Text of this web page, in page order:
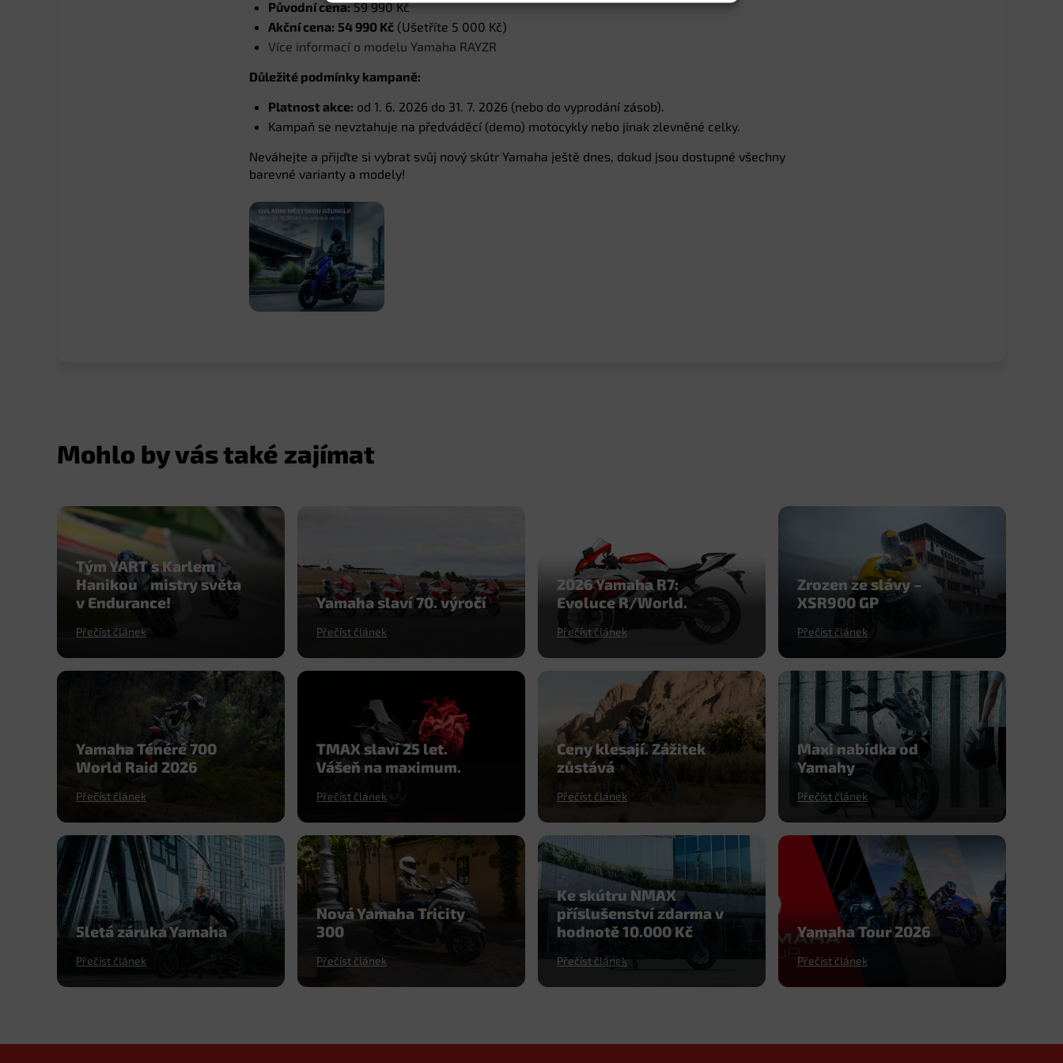
Původní cena:59 990 Kč
Akční cena: 54 990 Kč(Ušetříte 5 000 Kč)
Více informací o modelu Yamaha RAYZR
Důležité podmínky kampaně:
Platnost akce: od 1. 6. 2026 do 31. 7. 2026 (nebo do vyprodání zásob).
Kampaň se nevztahuje na předváděcí (demo) motocykly nebo jinak zlevněné celky.
Neváhejte a přijďte si vybrat svůj nový skútr Yamaha ještě dnes, dokud jsou dostupné všechny
barevné varianty a modely!
Mohlo by vás také zajímat
Tým YART s Karlem
Hanikou mistry světa
v Endurance!
Přečíst článek
Yamaha slaví 70. výročí
Přečíst článek
2026 Yamaha R7:
Evoluce R/World.
Přečíst článek
Zrozen ze slávy –
XSR900 GP
Přečíst článek
Yamaha Ténéré 700
World Raid 2026
Přečíst článek
TMAX slaví 25 let.
Vášeň na maximum.
Přečíst článek
Ceny klesají. Zážitek
zůstává
Přečíst článek
Maxi nabídka od
Yamahy
Přečíst článek
5letá záruka Yamaha
Přečíst článek
Nová Yamaha Tricity
300
Přečíst článek
Ke skútru NMAX
příslušenství zdarma v
hodnotě 10.000 Kč
Přečíst článek
Yamaha Tour 2026
Přečíst článek